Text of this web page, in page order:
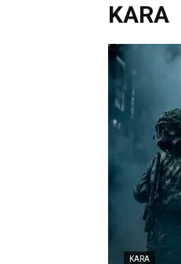
KARA
KARA